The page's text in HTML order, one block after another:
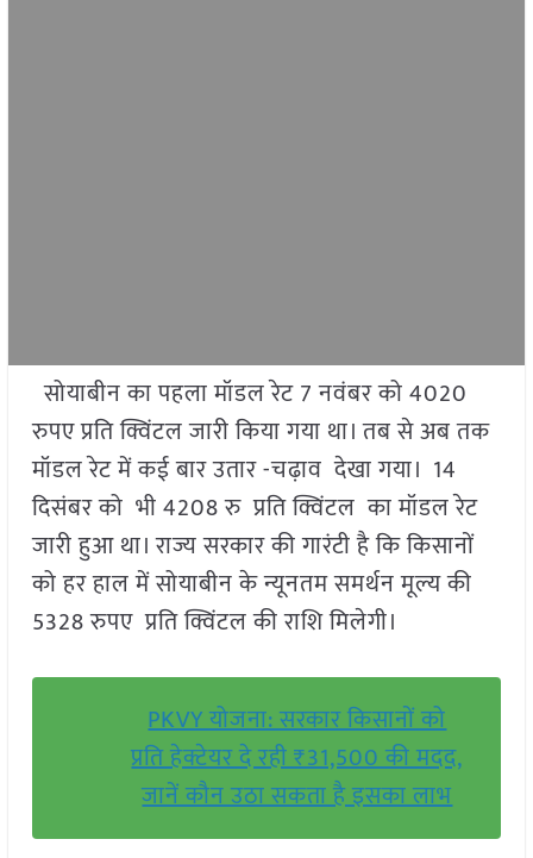
सोयाबीन का पहला मॉडल रेट 7 नवंबर को 4020
रुपए प्रति क्विंटल जारी किया गया था। तब से अब तक
मॉडल रेट में कई बार उतार -चढ़ाव देखा गया। 14
दिसंबर को भी 4208 रु प्रति क्विंटल का मॉडल रेट
जारी हुआ था। राज्य सरकार की गारंटी है कि किसानों
को हर हाल में सोयाबीन के न्यूनतम समर्थन मूल्य की
5328 रुपए प्रति क्विंटल की राशि मिलेगी।
PKVY योजना: सरकार किसानों को
प्रति हेक्टेयर दे रही ₹31,500 की मदद,
जानें कौन उठा सकता है इसका लाभ